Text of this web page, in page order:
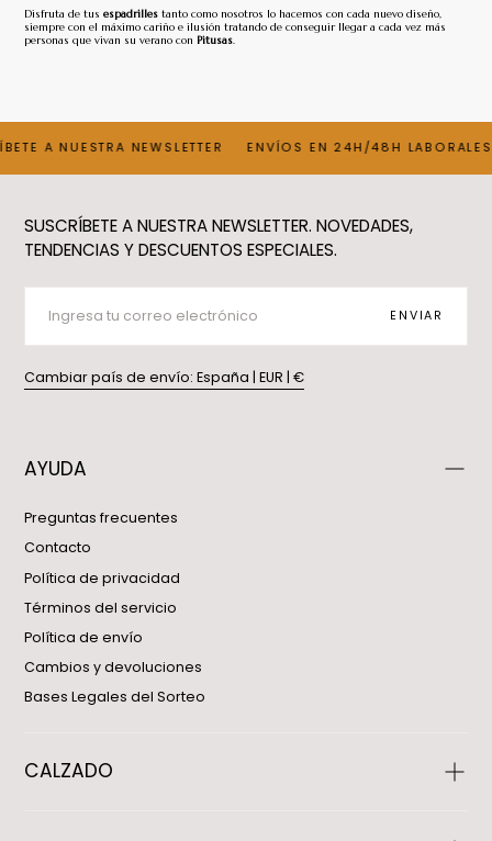
Disfruta de tus espadrillestanto como nosotros lo hacemos con cada nuevo diseño,
siempre con el máximo cariño e ilusión tratando de conseguir llegar a cada vez más
personas que vivan su verano con Pitusas.
A NUESTRA NEWSLETTER ENVÍOS EN 24H/48H LABORALES
SUSCRÍBETE A NUESTRA NEWSLETTER. NOVEDADES,
TENDENCIAS Y DESCUENTOS ESPECIALES.
ENVIAR
Cambiar país de envío: España | EUR | €
AYUDA
Preguntas frecuentes
Contacto
Política de privacidad
Términos del servicio
Política de envío
Cambios y devoluciones
Bases Legales del Sorteo
CALZADO